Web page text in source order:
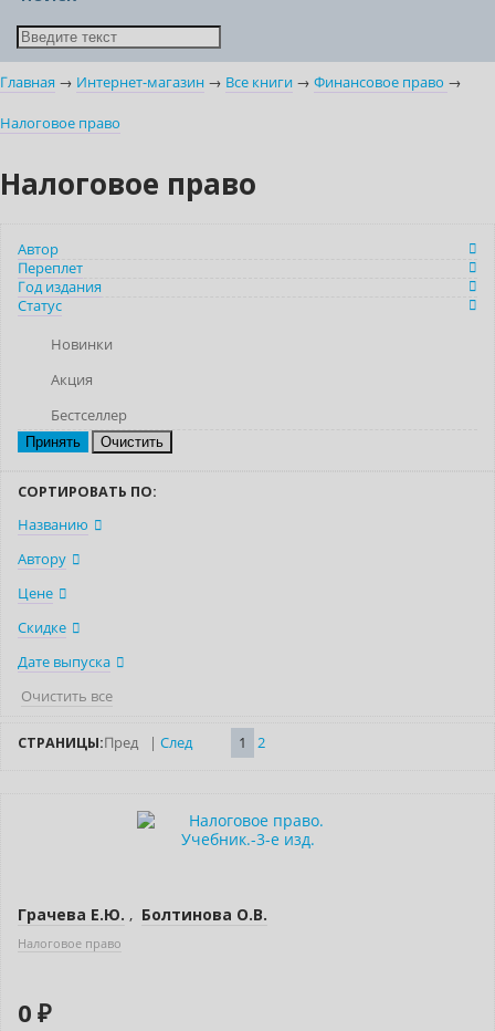
Главная → Интернет-магазин → Все книги → Финансовое право →
Налоговое право
Налоговое право
Автор
Переплет
Год издания
Статус
Новинки
Акция
Бестселлер
Очистить
СОРТИРОВАТЬ ПО:
Названию
Автору
Цене
Скидке
Дате выпуска
Очистить все
СТРАНИЦЫ:Пред | След 1 2
Грачева Е.Ю. , Болтинова О.В.
Налоговое право
0 ₽